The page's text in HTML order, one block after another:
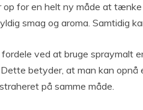
op for en helt ny måde at
smag og aroma. Samtidig
ved at bruge spraymalt
betyder, at man kan
på samme måde.